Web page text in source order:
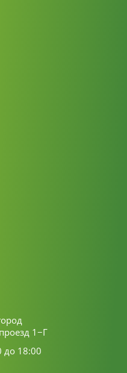
1−Г
до 18:00